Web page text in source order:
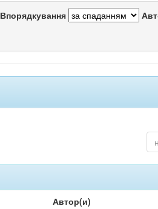
Впорядкування
Автор(и)